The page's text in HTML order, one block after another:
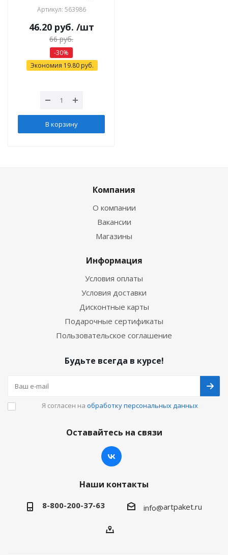
Артикул: 563986
46.20руб. /шт
66руб.
-30%
Экономия 19.80 руб.
В корзину
Компания
О компании
Вакансии
Магазины
Информация
Условия оплаты
Условия доставки
Дисконтные карты
Подарочные сертификаты
Пользовательское соглашение
Будьте всегда в курсе!
Я согласен на обработку персональных данных
Оставайтесь на связи
Наши контакты
8-800-200-37-63 info@artpaket.ru